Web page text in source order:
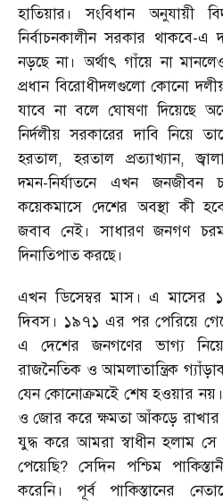
হাতিয়ার। সংবিধান অনুযায়ী
নির্বাচনকালীন সরকার থাকবে-
নড়ছে না। অর্থাৎ গাঁয়ে না
প্রধান বিরোধীদলগুলো কোনো দলীয়
যাবে না বলে ঘোষণা দিয়েছে
নির্দলীয় সরকারের দাবি নিয়ে
হরতাল, হরতাল প্রত্যাখ্যান,
দমন-নির্যাতনে এখন জনজীবন
কয়েকমাসে দেশের অবস্থা কী
জবাব নেই। সাধারণ জনগণ
দিনাতিপাত করছে।
এখন ডিসেম্বর মাস। এ মাসের
দিবস। ১৯৭১ এর পর পেরিয়ে
এ দেশের জনগণের ভাগ্য
রাজনৈতিক ও আমলাতান্ত্রিক
যেন কোনোক্রমইে শেষ হওয়ার
ও জোর করে ক্ষমতা আঁকড়ে রাখার
যুদ্ধ করে আমরা স্বাধীন হলাম
পেয়েছি? সেদিন পশ্চিম
করেনি। পূর্ব পাকিস্তানের